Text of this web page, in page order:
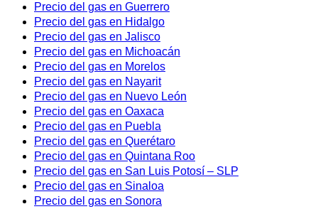
Precio del gas en Guerrero
Precio del gas en Hidalgo
Precio del gas en Jalisco
Precio del gas en Michoacán
Precio del gas en Morelos
Precio del gas en Nayarit
Precio del gas en Nuevo León
Precio del gas en Oaxaca
Precio del gas en Puebla
Precio del gas en Querétaro
Precio del gas en Quintana Roo
Precio del gas en San Luis Potosí – SLP
Precio del gas en Sinaloa
Precio del gas en Sonora